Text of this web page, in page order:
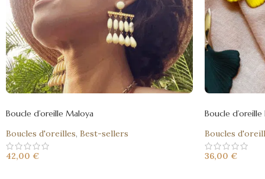
Boucle d’oreille Maloya
Boucles d'oreilles, Best-sellers
42,00 €
Boucle d’oreille
Boucles
36,00 €